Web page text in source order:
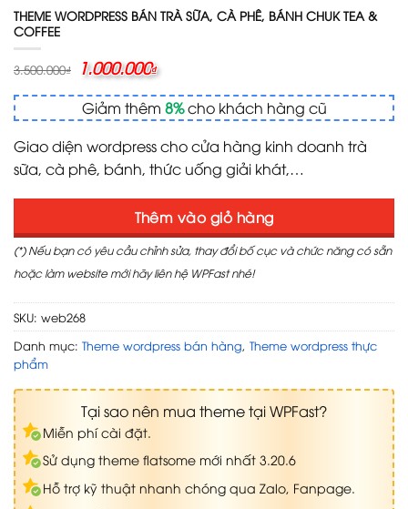
THEME WORDPRESS BÁN TRÀ SỮA, CÀ PHÊ, BÁNH CHUK TEA &
COFFEE
3.500.000₫ Giá
gốc
là:
3.500.000₫.
1.000.000₫Giá
hiện
tại
là:
1.000.000₫.
Giảm thêm 8%cho khách hàng cũ
Giao diện wordpress cho cửa hàng kinh doanh trà
sữa, cà phê, bánh, thức uống giải khát,…
Thêm vào giỏ hàng
(*) Nếu bạn có yêu cầu chỉnh sửa, thay đổi bố cục và chức năng có sẵn
hoặc làm website mới hãy liên hệ WPFast nhé!
SKU: web268
Danh mục: Theme wordpress bán hàng, Theme wordpress thực
phẩm
Tại sao nên mua theme tại WPFast?
Miễn phí cài đặt.
Sử dụng theme flatsome mới nhất 3.20.6
Hỗ trợ kỹ thuật nhanh chóng qua Zalo, Fanpage.